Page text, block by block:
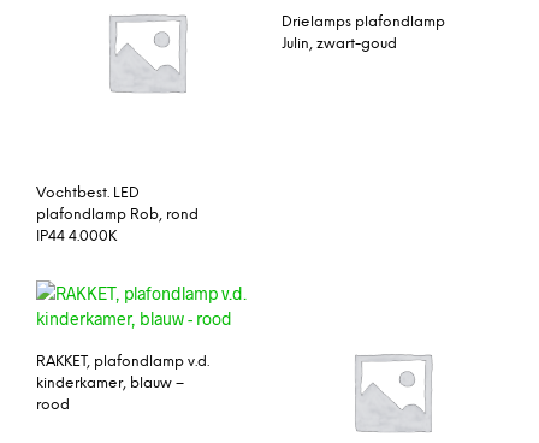
Vochtbest. LED
plafondlamp Rob, rond
IP44 4.000K
Drielamps plafondlamp
Julin, zwart-goud
RAKKET, plafondlamp v.d.
kinderkamer, blauw –
rood